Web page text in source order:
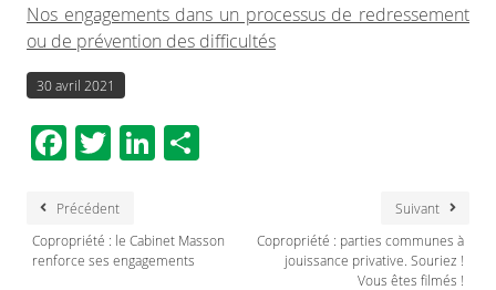
Nos engagements dans un processus de redressement
ou de prévention des difficultés
30 avril 2021
Facebook
TwitterLinkedIn
Précédent
Copropriété : le Cabinet Masson
renforce ses engagements
Suivant
Copropriété : parties communes à
jouissance privative. Souriez !
Vous êtes filmés !